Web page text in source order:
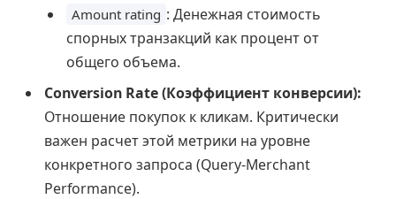
Amount rating : Денежная стоимость
спорных транзакций как процент от
общего объема.
Conversion Rate (Коэффициент конверсии):
Отношение покупок к кликам. Критически
важен расчет этой метрики на уровне
конкретного запроса (Query-Merchant
Performance).